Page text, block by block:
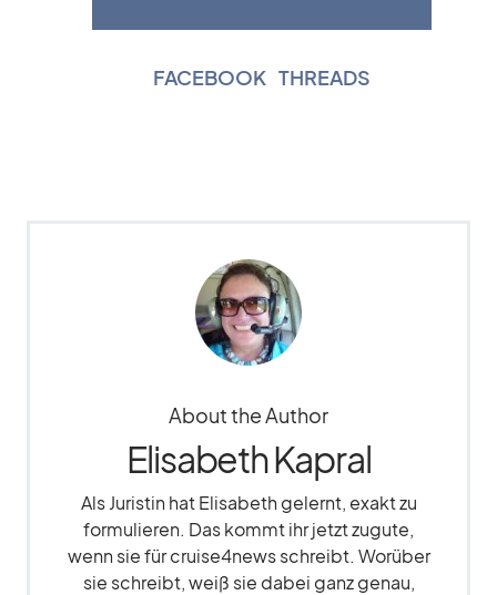
FACEBOOK THREADS
About the Author
Elisabeth Kapral
Als Juristin hat Elisabeth gelernt, exakt zu
formulieren. Das kommt ihr jetzt zugute,
wenn sie für cruise4news schreibt. Worüber
sie schreibt, weiß sie dabei ganz genau,